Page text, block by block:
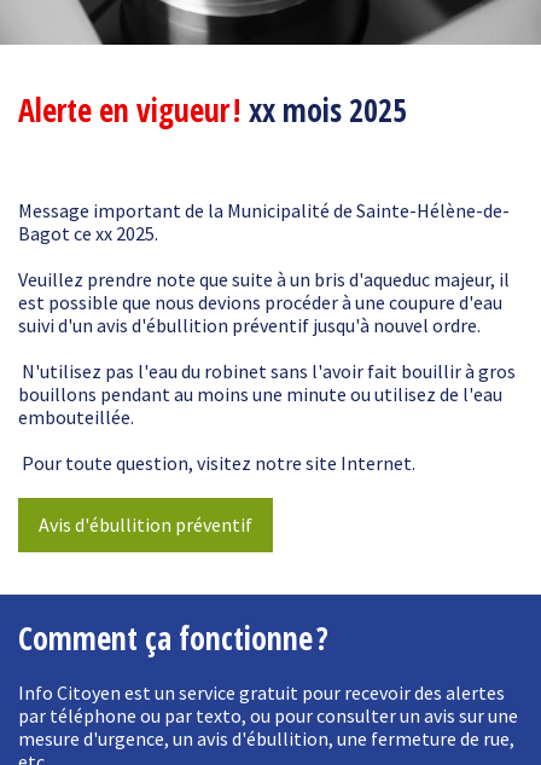
Alerte en vigueur! xx mois 2025
Message important de la Municipalité de Sainte-Hélène-de-
Bagot ce xx 2025.
Veuillez prendre note que suite à un bris d'aqueduc majeur, il
est possible que nous devions procéder à une coupure d'eau
suivi d'un avis d'ébullition préventif jusqu'à nouvel ordre.
N'utilisez pas l'eau du robinet sans l'avoir fait bouillir à gros
bouillons pendant au moins une minute ou utilisez de l'eau
embouteillée.
Pour toute question, visitez notre site Internet.
Avis d'ébullition préventif
Comment ça fonctionne?
Info Citoyen est un service gratuit pour recevoir des alertes
par téléphone ou par texto, ou pour consulter un avis sur une
mesure d'urgence, un avis d'ébullition, une fermeture de rue,